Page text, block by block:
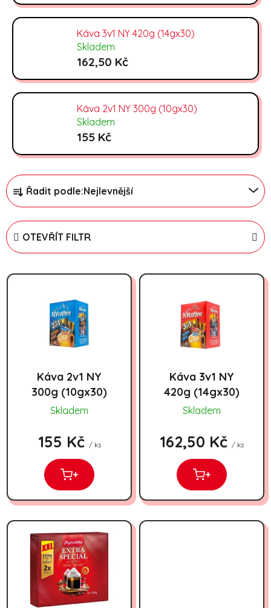
Káva 3v1 NY 420g (14gx30)
Skladem
162,50 Kč
Káva 2v1 NY 300g (10gx30)
Skladem
155 Kč
Řazení produktů
Řadit podle:Nejlevnější
OTEVŘÍT FILTR
Výpis produktů
Káva 2v1 NY
300g (10gx30)
Skladem
155 Kč / ks
+
Káva 3v1 NY
420g (14gx30)
Skladem
162,50 Kč / ks
+